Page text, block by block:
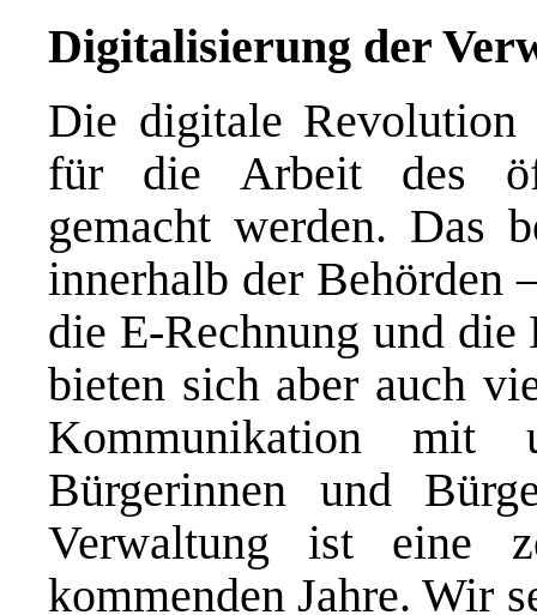
Digitalisierung der
Die digitale Revolution
für die Arbeit des
gemacht werden. Das
innerhalb der Behörden
die E-Rechnung und die
bieten sich aber auch
Kommunikation
Bürgerinnen und
Verwaltung ist eine
kommenden Jahre. Wir